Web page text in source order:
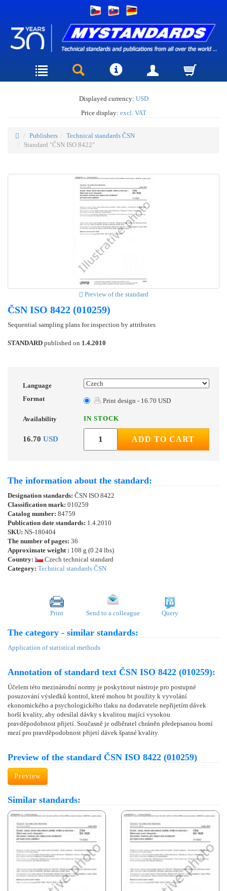
Displayed currency: USD
Price display: excl. VAT
Publishers
Technical standards ČSN
Standard "ČSN ISO 8422"
Preview of the standard
ČSN ISO 8422 (010259)
Sequential sampling plans for inspection by attributes
STANDARD published on 1.4.2010
Language
Format
Print design - 16.70 USD
Availability IN STOCK
16.70 USD ADD TO CART
The information about the standard:
Designation standards: ČSN ISO 8422
Classification mark: 010259
Catalog number: 84759
Publication date standards: 1.4.2010
SKU: NS-180404
The number of pages: 36
Approximate weight : 108 g (0.24 lbs)
Country:
Czech technical standard
Category: Technical standards ČSN
Print Send to a colleague Query
The category - similar standards:
Application of statistical methods
Annotation of standard text ČSN ISO 8422 (010259):
Účelem této mezinárodní normy je poskytnout nástroje pro postupné
posuzování výsledků kontrol, které mohou bt použity k vyvolání
ekonomického a psychologického tlaku na dodavatele nepřijetím dávek
horší kvality, aby odesílal dávky s kvalitou mající vysokou
pravděpodobnost přijetí. Současně je odběratel chráněn předepsanou horní
mezí pro pravděpodobnost přijetí dávek špatné kvality.
Preview of the standard ČSN ISO 8422 (010259)
Preview
Similar standards: